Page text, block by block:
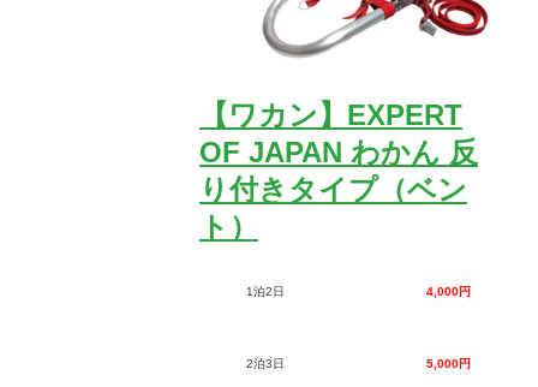
【ワカン】EXPERT
OF JAPAN わかん 反
り付きタイプ（ベン
ト）
1泊2日 4,000円
2泊3日 5,000円